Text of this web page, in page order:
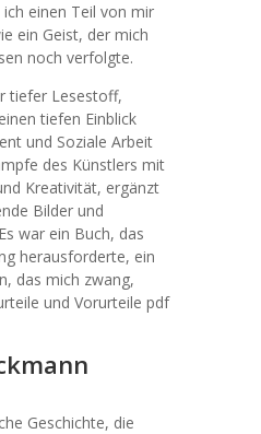
einen Teil von mir
ein Geist, der mich
noch verfolgte.
tiefer Lesestoff,
tiefen Einblick
und Soziale Arbeit
des Künstlers mit
Kreativität, ergänzt
Bilder und
war ein Buch, das
herausforderte, ein
das mich zwang,
und Vorurteile pdf
Geschichte, die